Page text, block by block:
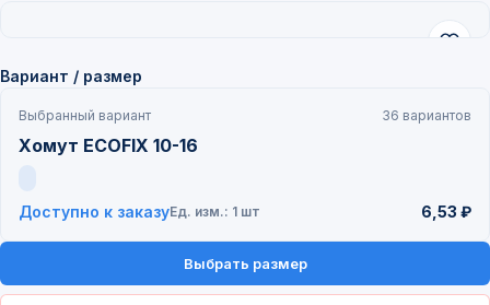
Вариант / размер
Выбранный вариант 36 вариантов
Хомут ECOFIX 10-16
Доступно к заказуЕд. изм.: 1 шт 6,53 ₽
Выбрать размер